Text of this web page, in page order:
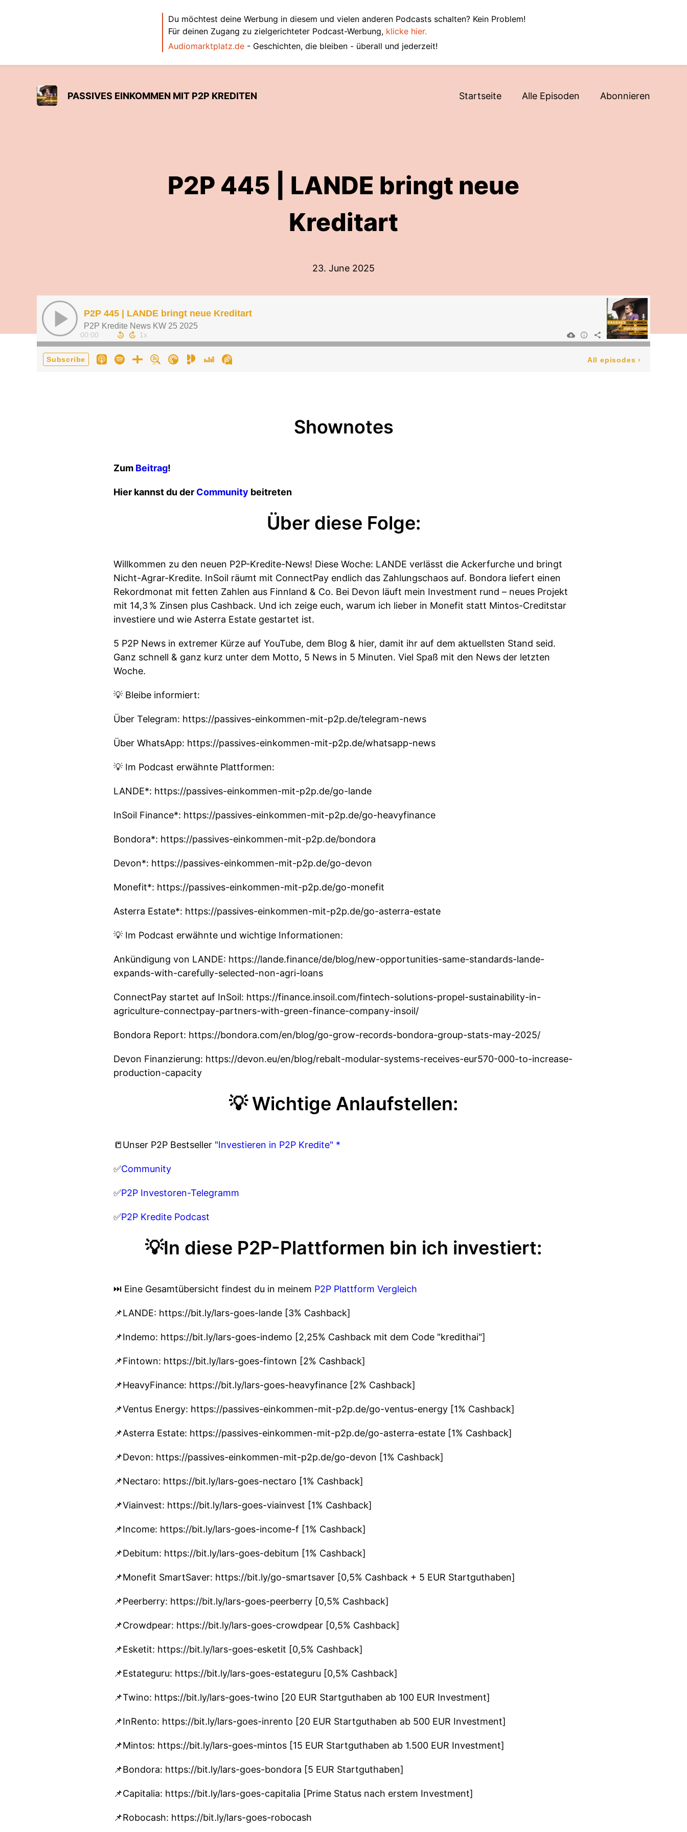
Du möchtest deine Werbung in diesem und vielen anderen Podcasts schalten? Kein Problem!
Für deinen Zugang zu zielgerichteter Podcast-Werbung, klicke hier.
Audiomarktplatz.de- Geschichten, die bleiben - überall und jederzeit!
PASSIVES EINKOMMEN MIT P2P KREDITEN Startseite Alle Episoden Abonnieren
P2P 445 | LANDE bringt neue
Kreditart
23. June 2025
P2P 445 | LANDE bringt neue Kreditart
P2P Kredite News KW 25 2025
00:00
Subscribe All episodes ›
Shownotes
Zum Beitrag!
Hier kannst du der Community beitreten
Über diese Folge:
Willkommen zu den neuen P2P-Kredite-News! Diese Woche: LANDE verlässt die Ackerfurche und bringt
Nicht-Agrar-Kredite. InSoil räumt mit ConnectPay endlich das Zahlungschaos auf. Bondora liefert einen
Rekordmonat mit fetten Zahlen aus Finnland & Co. Bei Devon läuft mein Investment rund – neues Projekt
mit 14,3 % Zinsen plus Cashback. Und ich zeige euch, warum ich lieber in Monefit statt Mintos-Creditstar
investiere und wie Asterra Estate gestartet ist.
5 P2P News in extremer Kürze auf YouTube, dem Blog & hier, damit ihr auf dem aktuellsten Stand seid.
Ganz schnell & ganz kurz unter dem Motto, 5 News in 5 Minuten. Viel Spaß mit den News der letzten
Woche.
💡 Bleibe informiert:
Über Telegram: https://passives-einkommen-mit-p2p.de/telegram-news
Über WhatsApp: https://passives-einkommen-mit-p2p.de/whatsapp-news
💡 Im Podcast erwähnte Plattformen:
LANDE*: https://passives-einkommen-mit-p2p.de/go-lande
InSoil Finance*: https://passives-einkommen-mit-p2p.de/go-heavyfinance
Bondora*: https://passives-einkommen-mit-p2p.de/bondora
Devon*: https://passives-einkommen-mit-p2p.de/go-devon
Monefit*: https://passives-einkommen-mit-p2p.de/go-monefit
Asterra Estate*: https://passives-einkommen-mit-p2p.de/go-asterra-estate
💡 Im Podcast erwähnte und wichtige Informationen:
Ankündigung von LANDE: https://lande.finance/de/blog/new-opportunities-same-standards-lande-
expands-with-carefully-selected-non-agri-loans
ConnectPay startet auf InSoil: https://finance.insoil.com/fintech-solutions-propel-sustainability-in-
agriculture-connectpay-partners-with-green-finance-company-insoil/
Bondora Report: https://bondora.com/en/blog/go-grow-records-bondora-group-stats-may-2025/
Devon Finanzierung: https://devon.eu/en/blog/rebalt-modular-systems-receives-eur570-000-to-increase-
production-capacity
💡 Wichtige Anlaufstellen:
📒Unser P2P Bestseller "Investieren in P2P Kredite" *
✅Community
✅P2P Investoren-Telegramm
✅P2P Kredite Podcast
💡In diese P2P-Plattformen bin ich investiert:
⏭️ Eine Gesamtübersicht findest du in meinem P2P Plattform Vergleich
📌LANDE: https://bit.ly/lars-goes-lande [3% Cashback]
📌Indemo: https://bit.ly/lars-goes-indemo [2,25% Cashback mit dem Code "kredithai"]
📌Fintown: https://bit.ly/lars-goes-fintown [2% Cashback]
📌HeavyFinance: https://bit.ly/lars-goes-heavyfinance [2% Cashback]
📌Ventus Energy: https://passives-einkommen-mit-p2p.de/go-ventus-energy [1% Cashback]
📌Asterra Estate: https://passives-einkommen-mit-p2p.de/go-asterra-estate [1% Cashback]
📌Devon: https://passives-einkommen-mit-p2p.de/go-devon [1% Cashback]
📌Nectaro: https://bit.ly/lars-goes-nectaro [1% Cashback]
📌Viainvest: https://bit.ly/lars-goes-viainvest [1% Cashback]
📌Income: https://bit.ly/lars-goes-income-f [1% Cashback]
📌Debitum: https://bit.ly/lars-goes-debitum [1% Cashback]
📌Monefit SmartSaver: https://bit.ly/go-smartsaver [0,5% Cashback + 5 EUR Startguthaben]
📌Peerberry: https://bit.ly/lars-goes-peerberry [0,5% Cashback]
📌Crowdpear: https://bit.ly/lars-goes-crowdpear [0,5% Cashback]
📌Esketit: https://bit.ly/lars-goes-esketit [0,5% Cashback]
📌Estateguru: https://bit.ly/lars-goes-estateguru [0,5% Cashback]
📌Twino: https://bit.ly/lars-goes-twino [20 EUR Startguthaben ab 100 EUR Investment]
📌InRento: https://bit.ly/lars-goes-inrento [20 EUR Startguthaben ab 500 EUR Investment]
📌Mintos: https://bit.ly/lars-goes-mintos [15 EUR Startguthaben ab 1.500 EUR Investment]
📌Bondora: https://bit.ly/lars-goes-bondora [5 EUR Startguthaben]
📌Capitalia: https://bit.ly/lars-goes-capitalia [Prime Status nach erstem Investment]
📌Robocash: https://bit.ly/lars-goes-robocash